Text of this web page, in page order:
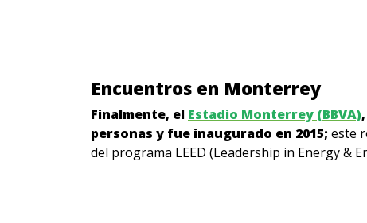
Encuentros en Monterrey
Finalmente, el Estadio Monterrey (BBVA)
personas y fue inaugurado en 2015; este
del programa LEED (Leadership in Energy &